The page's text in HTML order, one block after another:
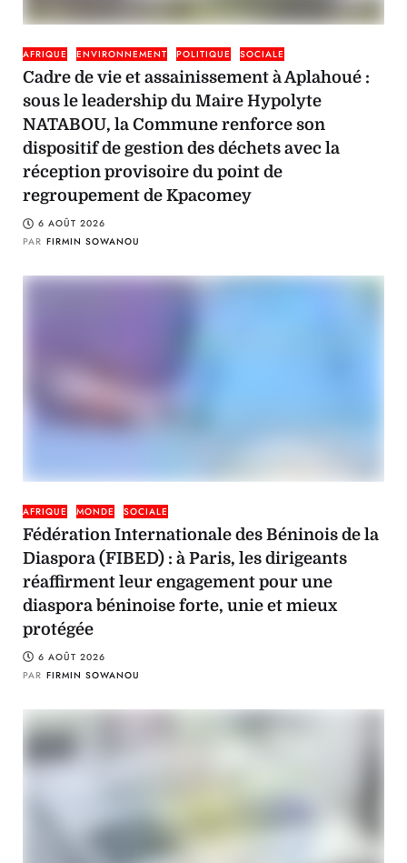
AFRIQUE ENVIRONNEMENT POLITIQUE SOCIALE
Cadre de vie et assainissement à Aplahoué :
sous le leadership du Maire Hypolyte
NATABOU, la Commune renforce son
dispositif de gestion des déchets avec la
réception provisoire du point de
regroupement de Kpacomey
6 AOÛT 2026
PAR FIRMIN SOWANOU
AFRIQUE MONDE SOCIALE
Fédération Internationale des Béninois de la
Diaspora (FIBED) : à Paris, les dirigeants
réaffirment leur engagement pour une
diaspora béninoise forte, unie et mieux
protégée
6 AOÛT 2026
PAR FIRMIN SOWANOU